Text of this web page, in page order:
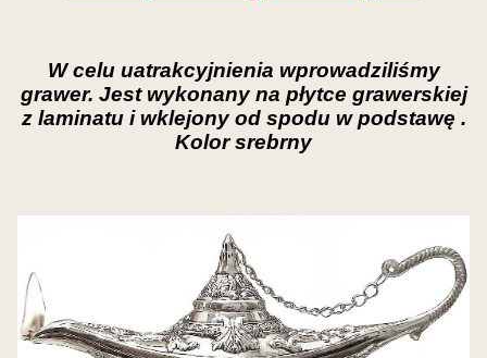
W celu uatrakcyjnienia wprowadziliśmy
grawer. Jest wykonany na płytce grawerskiej
z laminatu i wklejony od spodu w podstawę .
Kolor srebrny